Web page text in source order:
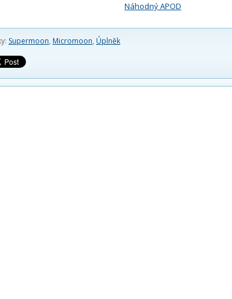
Náhodný APOD
Supermoon, Micromoon, Úplněk